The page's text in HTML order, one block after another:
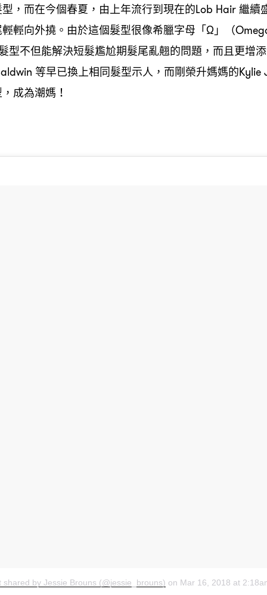
， 而在今個春夏 ， 由上年流行到現在的Lob Hair繼續
輕向外撓。由於這個髮型很像希臘字母「Ω 」 （
型不但能解決短髮尷尬期髮尾亂翹的問題 ， 而且更增
等早已換上相同髮型示人 ， 而剛榮升媽媽的Kylie
， 成為潮媽 ！
shared by Jessie Brouns (@jessie_brouns) on Mar 16, 2018 at